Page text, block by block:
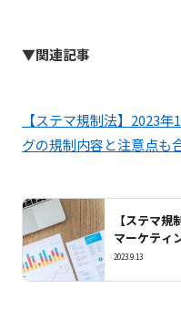
▼関連記事
【ステマ規制法】2023
グの規制内容と注意点も
【ステマ
マーケティ
解説！
2023.9.13